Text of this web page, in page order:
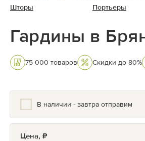
Шторы Портьеры
Гардины в
75 000 товаров Скидки до 80%
В наличии - завтра отправим
Цена, ₽